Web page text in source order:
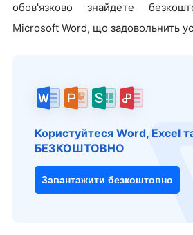
обов'язково знайдете
Microsoft Word, що задовольнить
Користуйтеся Word, Excel
БЕЗКОШТОВНО
Завантажити безкоштовно